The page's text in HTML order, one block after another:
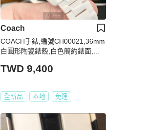
Coach
COACH手錶,編號CH00021,36mm
白圓形陶瓷錶殼,白色簡約錶面,白
TWD 9,400
全新品 本地 免運